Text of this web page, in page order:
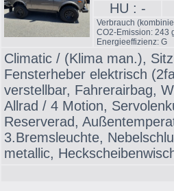
HU : -
Verbrauch
CO2-Emission: 243
Energieeffizienz: G
Climatic / (Klima man.),
Fensterheber elektrisch
verstellbar, Fahrerairbag,
Allrad / 4 Motion,
Reserverad,
3.Bremsleuchte,
metallic,